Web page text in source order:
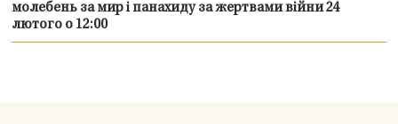
молебень за мир і панахиду за жертвами війни 24
лютого о 12:00